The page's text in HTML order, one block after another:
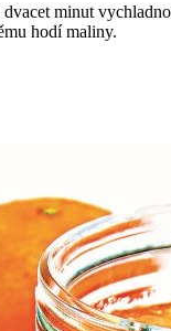
minut
hodí maliny.